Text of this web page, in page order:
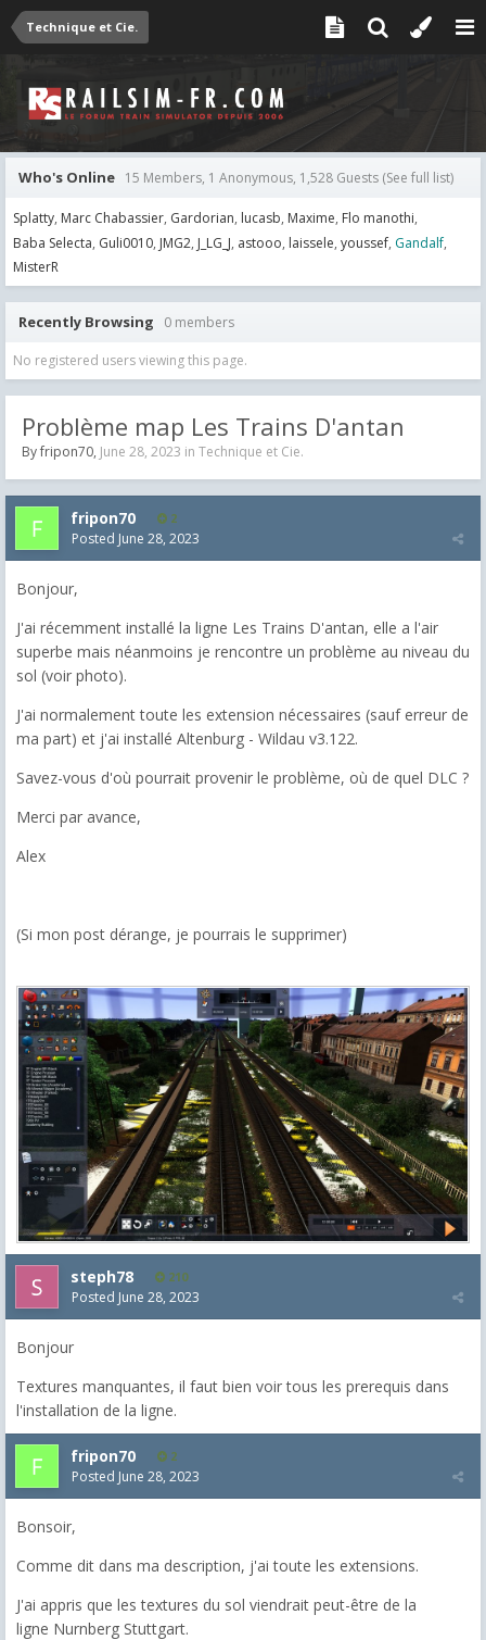
Technique et Cie.
Who's Online 15 Members, 1 Anonymous, 1,528 Guests (See full list)
Splatty Marc Chabassier Gardorian lucasb Maxime Flo manothi
Baba Selecta Guli0010 JMG2 J_LG_J astooo laissele youssef Gandalf
MisterR
Recently Browsing 0 members
No registered users viewing this page.
Problème map Les Trains D'antan
Byfripon70, June 28, 2023 in Technique et Cie.
fripon70 2
Posted June 28, 2023
Bonjour,
J'ai récemment installé la ligne Les Trains D'antan, elle a l'air
superbe mais néanmoins je rencontre un problème au niveau du
sol (voir photo).
J'ai normalement toute les extension nécessaires (sauf erreur de
ma part) et j'ai installé Altenburg - Wildau v3.122.
Savez-vous d'où pourrait provenir le problème, où de quel DLC ?
Merci par avance,
Alex
(Si mon post dérange, je pourrais le supprimer)
steph78 210
Posted June 28, 2023
Bonjour
Textures manquantes, il faut bien voir tous les prerequis dans
l'installation de la ligne.
fripon70 2
Posted June 28, 2023
Bonsoir,
Comme dit dans ma description, j'ai toute les extensions.
J'ai appris que les textures du sol viendrait peut-être de la
ligne Nurnberg Stuttgart.